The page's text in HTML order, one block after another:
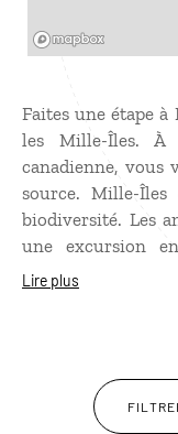
Faites une étape
les Mille-Îles. À
canadienne, vous
source. Mille-
biodiversité. Les
une excursion
observer quelques
Lire plus